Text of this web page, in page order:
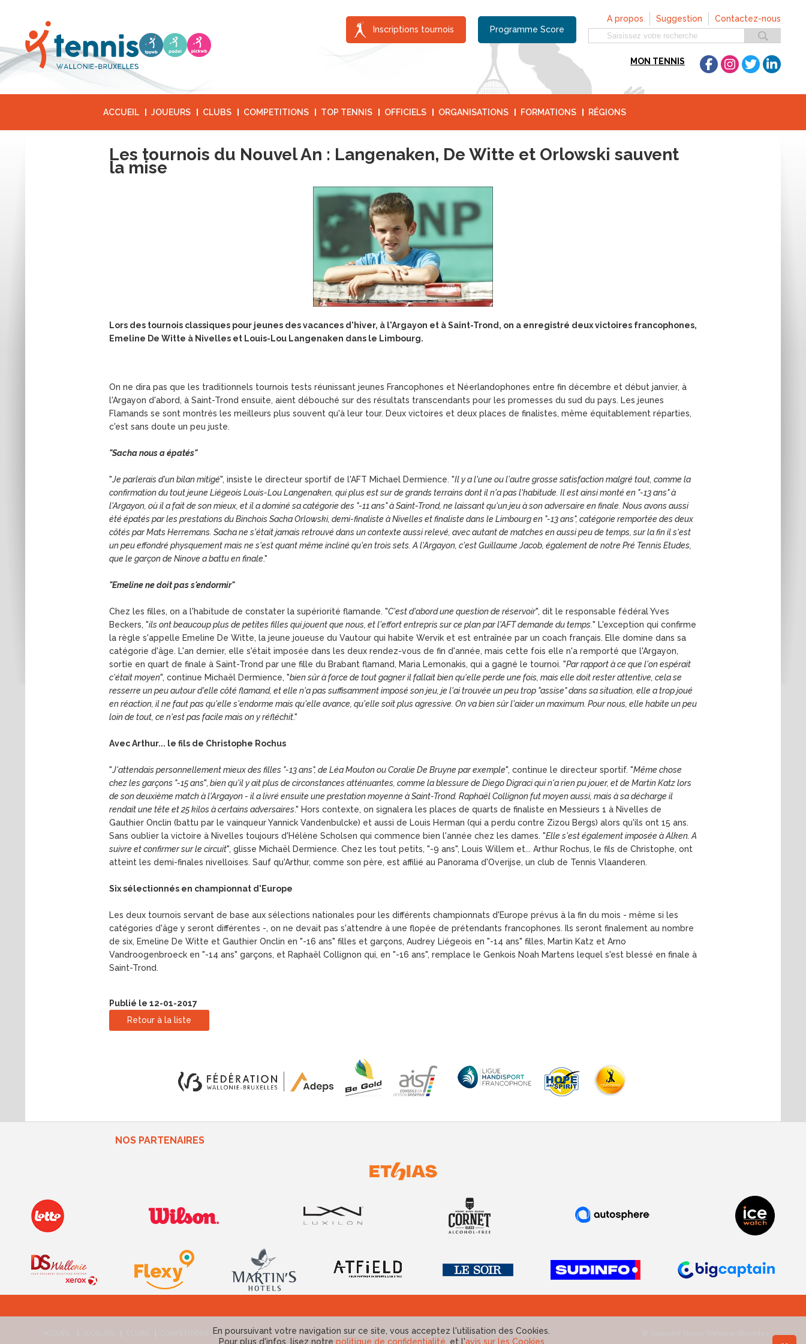
Contactez-nous
Suggestion
A propos
Programme Score
Inscriptions tournois
MON TENNIS
ACCUEIL JOUEURS CLUBS COMPETITIONS TOP TENNIS OFFICIELS ORGANISATIONS FORMATIONS RÉGIONS
Les tournois du Nouvel An : Langenaken, De Witte et Orlowski sauvent
la mise
Lors des tournois classiques pour jeunes des vacances d'hiver, à l'Argayon et à Saint-Trond, on a enregistré deux victoires francophones,
Emeline De Witte à Nivelles et Louis-Lou Langenaken dans le Limbourg.
On ne dira pas que les traditionnels tournois tests réunissant jeunes Francophones et Néerlandophones entre fin décembre et début janvier, à
l'Argayon d'abord, à Saint-Trond ensuite, aient débouché sur des résultats transcendants pour les promesses du sud du pays. Les jeunes
Flamands se sont montrés les meilleurs plus souvent qu'à leur tour. Deux victoires et deux places de finalistes, même équitablement réparties,
c'est sans doute un peu juste.
"Sacha nous a épatés"
"Je parlerais d'un bilan mitigé", insiste le directeur sportif de l'AFT Michael Dermience. "Il y a l'une ou l'autre grosse satisfaction malgré tout, comme la
confirmation du tout jeune Liégeois Louis-Lou Langenaken, qui plus est sur de grands terrains dont il n'a pas l'habitude. Il est ainsi monté en "-13 ans" à
l'Argayon, où il a fait de son mieux, et il a dominé sa catégorie des "-11 ans" à Saint-Trond, ne laissant qu'un jeu à son adversaire en finale. Nous avons aussi
été épatés par les prestations du Binchois Sacha Orlowski, demi-finaliste à Nivelles et finaliste dans le Limbourg en "-13 ans", catégorie remportée des deux
côtés par Mats Herremans. Sacha ne s'était jamais retrouvé dans un contexte aussi relevé, avec autant de matches en aussi peu de temps, sur la fin il s'est
un peu effondré physquement mais ne s'est quant même incliné qu'en trois sets. A l'Argayon, c'est Guillaume Jacob, également de notre Pré Tennis Etudes,
que le garçon de Ninove a battu en finale."
"Emeline ne doit pas s'endormir"
Chez les filles, on a l'habitude de constater la supériorité flamande. "C'est d'abord une question de réservoir", dit le responsable fédéral Yves
Beckers, "ils ont beaucoup plus de petites filles qui jouent que nous, et l'effort entrepris sur ce plan par l'AFT demande du temps." L'exception qui confirme
la règle s'appelle Emeline De Witte, la jeune joueuse du Vautour qui habite Wervik et est entraînée par un coach français. Elle domine dans sa
catégorie d'âge. L'an dernier, elle s'était imposée dans les deux rendez-vous de fin d'année, mais cette fois elle n'a remporté que l'Argayon,
sortie en quart de finale à Saint-Trond par une fille du Brabant flamand, Maria Lemonakis, qui a gagné le tournoi. "Par rapport à ce que l'on espérait
c'était moyen", continue Michaël Dermience, "bien sûr à force de tout gagner il fallait bien qu'elle perde une fois, mais elle doit rester attentive, cela se
resserre un peu autour d'elle côté flamand, et elle n'a pas suffisamment imposé son jeu, je l'ai trouvée un peu trop "assise" dans sa situation, elle a trop joué
en réaction, il ne faut pas qu'elle s'endorme mais qu'elle avance, qu'elle soit plus agressive. On va bien sûr l'aider un maximum. Pour nous, elle habite un peu
loin de tout, ce n'est pas facile mais on y réfléchit."
Avec Arthur... le fils de Christophe Rochus
"J'attendais personnellement mieux des filles "-13 ans", de Léa Mouton ou Coralie De Bruyne par exemple", continue le directeur sportif. "Même chose
chez les garçons "-15 ans", bien qu'il y ait plus de circonstances atténuantes, comme la blessure de Diego Digraci qui n'a rien pu jouer, et de Martin Katz lors
de son deuxième match à l'Argayon - il a livré ensuite une prestation moyenne à Saint-Trond. Raphaël Collignon fut moyen aussi, mais à sa décharge il
rendait une tête et 25 kilos à certains adversaires." Hors contexte, on signalera les places de quarts de finaliste en Messieurs 1 à Nivelles de
Gauthier Onclin (battu par le vainqueur Yannick Vandenbulcke) et aussi de Louis Herman (qui a perdu contre Zizou Bergs) alors qu'ils ont 15 ans.
Sans oublier la victoire à Nivelles toujours d'Hélène Scholsen qui commence bien l'année chez les dames. "Elle s'est également imposée à Alken. A
suivre et confirmer sur le circuit", glisse Michaël Dermience. Chez les tout petits, "-9 ans", Louis Willem et... Arthur Rochus, le fils de Christophe, ont
atteint les demi-finales nivelloises. Sauf qu'Arthur, comme son père, est affilié au Panorama d'Overijse, un club de Tennis Vlaanderen.
Six sélectionnés en championnat d'Europe
Les deux tournois servant de base aux sélections nationales pour les différents championnats d'Europe prévus à la fin du mois - même si les
catégories d'âge y seront différentes -, on ne devait pas s'attendre à une flopée de prétendants francophones. Ils seront finalement au nombre
de six, Emeline De Witte et Gauthier Onclin en "-16 ans" filles et garçons, Audrey Liégeois en "-14 ans" filles, Martin Katz et Arno
Vandroogenbroeck en "-14 ans" garçons, et Raphaël Collignon qui, en "-16 ans", remplace le Genkois Noah Martens lequel s'est blessé en finale à
Saint-Trond.
Publié le 12-01-2017
Retour à la liste
NOS PARTENAIRES
TOP TENNIS OFFICIELS ORGANISATIONS FORMATIONS RÉGIONS FORMATIONS DEV
En poursuivant votre navigation sur ce site, vous acceptez l'utilisation des Cookies.
Pour plus d'infos, lisez notre politique de confidentialité , et l'avis sur les Cookies